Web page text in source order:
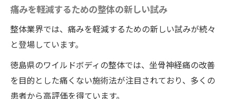
痛みを軽減するための整体の新しい試み
整体業界では、痛みを軽減するための新しい試みが続々
と登場しています。
徳島県のワイルドボディの整体では、坐骨神経痛の改善
を目的とした痛くない施術法が注目されており、多くの
患者から高評価を得ています。